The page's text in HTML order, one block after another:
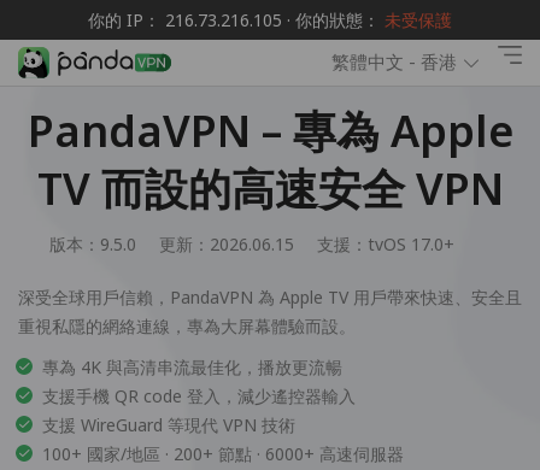
你的 IP： 216.73.216.105 · 你的狀態： 未受保護
繁體中文 - 香港
PandaVPN – 專為 Apple
TV 而設的高速安全 VPN
版本：9.5.0 更新：2026.06.15 支援： tvOS 17.0+
深受全球用戶信賴，PandaVPN 為 Apple TV 用戶帶來快速、安全且
重視私隱的網絡連線，專為大屏幕體驗而設。
專為 4K 與高清串流最佳化，播放更流暢
支援手機 QR code 登入，減少遙控器輸入
支援 WireGuard 等現代 VPN 技術
100+ 國家/地區 · 200+ 節點 · 6000+ 高速伺服器